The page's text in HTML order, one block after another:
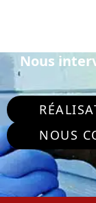
Nous
NOUS